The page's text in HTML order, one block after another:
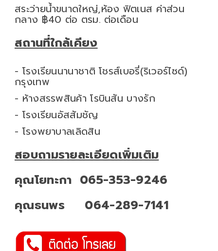
สระว่ายน้ำขนาดใหญ่,ห้อง ฟิตเนส ค่าส่วน
กลาง ฿40 ต่อ ตรม. ต่อเดือน
สถานที่ใกล้เคียง
- โรงเรียนนานาชาติ โชรส์เบอรี่(ริเวอร์ไซด์)
กรุงเทพ
- ห้างสรรพสินค้า โรบินสัน บางรัก
- โรงเรียนอัสสัมชัญ
- โรงพยาบาลเลิดสิน
สอบถามรายละเอียดเพิ่มเติม
คุณโยทะกา 065-353-9246
คุณธนพร 064-289-7141